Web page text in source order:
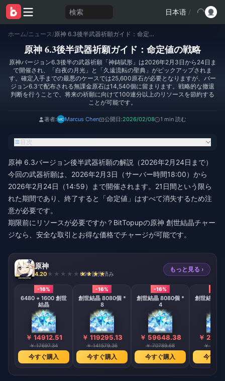
検索 日本语 /
ホーム/ニュース / 原神 6.3後半武器祈願ガイド：命定値の戦略
原神 6.3後半武器祈願ガイド：命定値の戦略
原神バージョン6.3後半の武器祈願「神鋳賦形」は2026年2月3日から24日ま
で開催され、「白夜の月光」と「久遠流転の聖典」がピックアップされま
す。確定入手までの最悪のケースでは25,600原石が必要となりますが、バー
ジョン6.3で配布される無課金原石は14,540個に留まります。戦略的な撤退
判断を行うことで、将来の祈願に向けて100連分以上のリソースを節約する
ことが可能です。
著者: Marcus Chen 公開日:2026/02/08 1 min 読む
目次
原神 6.3バージョン後半武器祈願の解説（2026年2月24日まで）
今回の武器祈願は、2026年2月3日（サーバー時間18:00）から
2026年2月24日（14:59）まで開催されます。21日間という限ら
れた期間であり、終了すると「命定値」はすべて消失するため注
意が必要です。
期限前にリソースが必要ですか？BitTopupの原神 創世結晶チャー
ジなら、安全な取引とお得な価格でチャージが可能です。
原神
4.20 696 販売済み
もっと見る ›
-16%
6480 + 1600 創世
結晶
￥ 14912.51
￥ 17697.34
今すぐ購入
-16%
創世結晶 8080個 *
8
￥ 119295.13
￥ 141579.36
今すぐ購入
-16%
創世結晶 8080個 *
4
￥ 59648.38
￥ 70789.68
今すぐ購入
創世結晶
￥
￥
今すぐ